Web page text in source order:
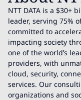
NTT DATA is a $30+
leader, serving 75%
committed to
impacting society
one of the world’s
providers, with
cloud, security,
services. Our
organizations and